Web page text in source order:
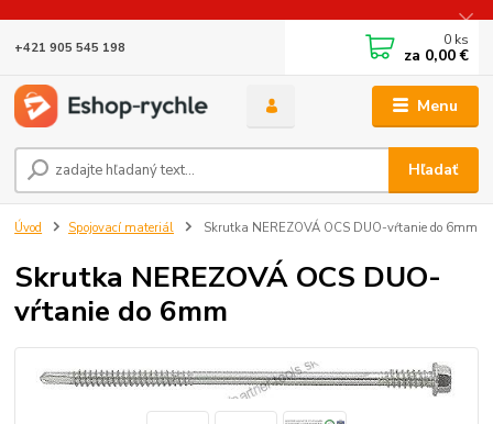
Menu
Hľadať
+421 905 545 198 0 ks
za 0,00 €
Úvod Spojovací materiál Skrutka NEREZOVÁ OCS DUO-vŕtanie do 6mm
Skrutka NEREZOVÁ OCS DUO-
vŕtanie do 6mm